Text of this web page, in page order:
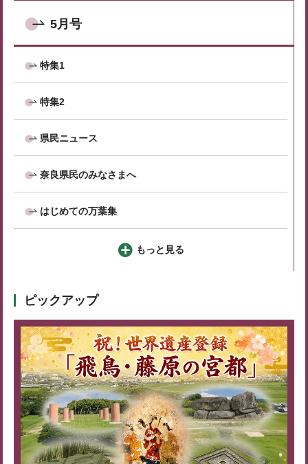
5月号
特集1
特集2
県民ニュース
奈良県民のみなさまへ
はじめての万葉集
もっと見る
ピックアップ